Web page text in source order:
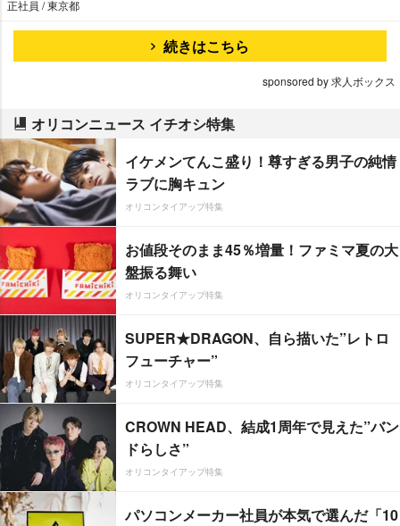
正社員 / 東京都
続きはこちら
sponsored by 求人ボックス
オリコンニュース イチオシ特集
イケメンてんこ盛り！尊すぎる男子の純情
ラブに胸キュン
オリコンタイアップ特集
お値段そのまま45％増量！ファミマ夏の大
盤振る舞い
オリコンタイアップ特集
SUPER★DRAGON、自ら描いた”レトロ
フューチャー”
オリコンタイアップ特集
CROWN HEAD、結成1周年で見えた”バン
ドらしさ”
オリコンタイアップ特集
パソコンメーカー社員が本気で選んだ「10